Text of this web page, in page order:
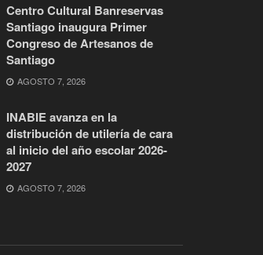
Centro Cultural Banreservas
Santiago inaugura Primer
Congreso de Artesanos de
Santiago
AGOSTO 7, 2026
INABIE avanza en la
distribución de utilería de cara
al inicio del año escolar 2026-
2027
AGOSTO 7, 2026